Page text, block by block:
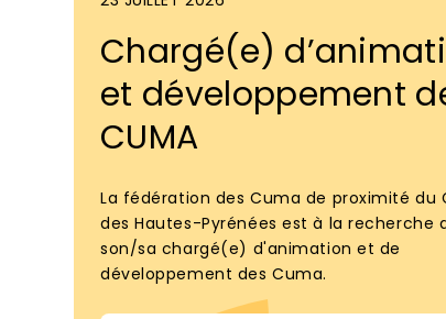
Chargé(e)
et développement
CUMA
La fédération des Cuma de proximité du
des Hautes-Pyrénées est à la recherche
son/sa chargé(e) d'animation et de
développement des Cuma.